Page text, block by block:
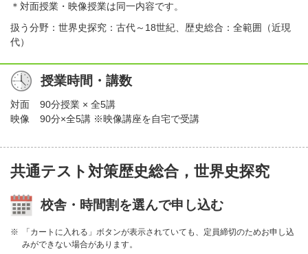
＊対面授業・映像授業は同一内容です。
扱う分野：世界史探究：古代～18世紀、歴史総合：全範囲（近現
代）
授業時間・講数
対面
90分授業 × 全5講
映像
90分×全5講 ※映像講座を自宅で受講
共通テスト対策歴史総合，世界史探究
校舎・時間割を選んで申し込む
「カートに入れる」ボタンが表示されていても、定員締切のためお申し込
みができない場合があります。